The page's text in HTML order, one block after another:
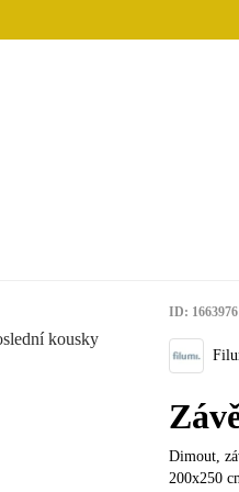
kousky
ID: 1663976
Dimout,
200x250